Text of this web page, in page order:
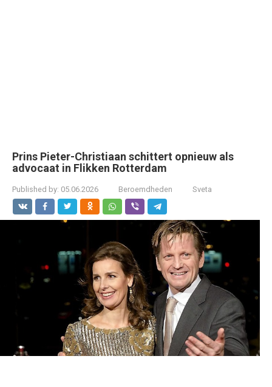
Prins Pieter-Christiaan schittert opnieuw als
advocaat in Flikken Rotterdam
Published by: 05.06.2026 Beroemdheden Sveta